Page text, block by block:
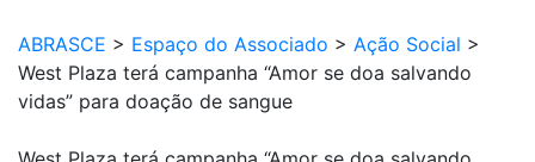
ABRASCE > Espaço do Associado > Ação Social >
West Plaza terá campanha “Amor se doa salvando
vidas” para doação de sangue